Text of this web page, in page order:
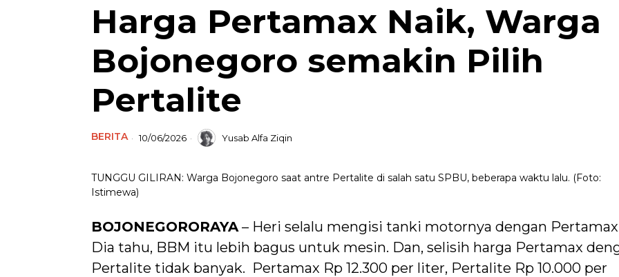
Harga Pertamax Naik, Warga
Bojonegoro semakin Pilih
Pertalite
BERITA 10/06/2026 Yusab Alfa Ziqin
TUNGGU GILIRAN: Warga Bojonegoro saat antre Pertalite di salah satu SPBU, beberapa waktu lalu. (Foto:
Istimewa)
BOJONEGORORAYA– Heri selalu mengisi tanki motornya dengan
Dia tahu, BBM itu lebih bagus untuk mesin. Dan, selisih harga Pertamax
Pertalite tidak banyak. Pertamax Rp 12.300 per liter, Pertalite Rp 10.000 per